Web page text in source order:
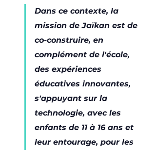
Dans ce contexte, la
mission de Jaïkan est de
co-construire, en
complément de l'école,
des expériences
éducatives innovantes,
s'appuyant sur la
technologie, avec les
enfants de 11 à 16 ans et
leur entourage, pour les